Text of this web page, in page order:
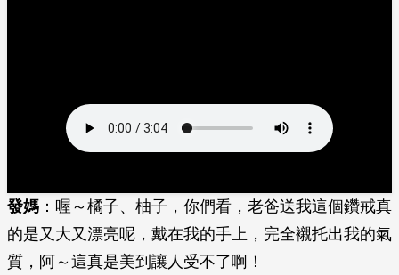
發媽 ：喔～橘子、柚子，你們看，老爸送我這個鑽戒真
的是又大又漂亮呢，戴在我的手上，完全襯托出我的氣
質，阿～這真是美到讓人受不了啊！